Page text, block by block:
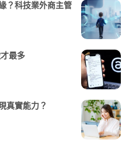
？科技業外商主管
最多
真實能力？